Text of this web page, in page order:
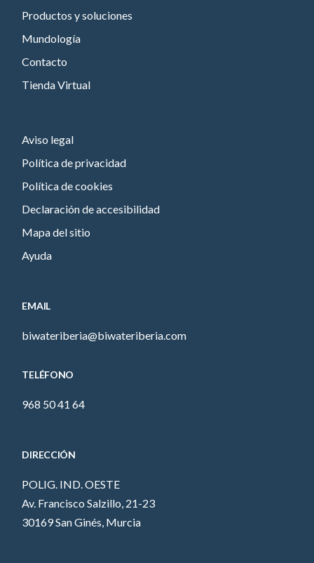
Productos y soluciones
Mundología
Contacto
Tienda Virtual
Aviso legal
Política de privacidad
Política de cookies
Declaración de accesibilidad
Mapa del sitio
Ayuda
EMAIL
biwateriberia@biwateriberia.com
TELÉFONO
968 50 41 64
DIRECCIÓN
POLIG. IND. OESTE
Av. Francisco Salzillo, 21-23
30169 San Ginés, Murcia